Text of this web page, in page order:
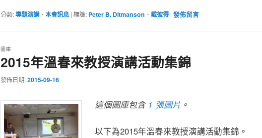
分類:專題演講、 本會訊息 | 標籤: Peter B. Ditmanson 、 戴彼得 | 發佈留言
2015年溫春來教授演講活動集錦
圖庫
發佈日期:2015-09-16
這個圖庫包含 1 張圖片 。
以下為2015年溫春來教授演講活動集錦。